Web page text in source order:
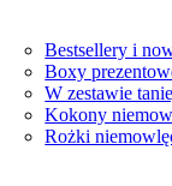
Bestsellery i
Boxy
W zestawie
Kokony
Rożki